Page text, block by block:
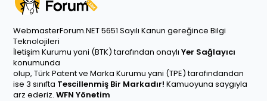
WebmasterForum.NET 5651 Sayılı Kanun gereğince Bilgi
Teknolojileri
İletişim Kurumu yani (BTK) tarafından onaylı Yer Sağlayıcı
konumunda
olup, Türk Patent ve Marka Kurumu yani (TPE) tarafındandan
ise 3 sınıfta Tescillenmiş Bir Markadır! Kamuoyuna saygıyla
arz ederiz. WFN Yönetim